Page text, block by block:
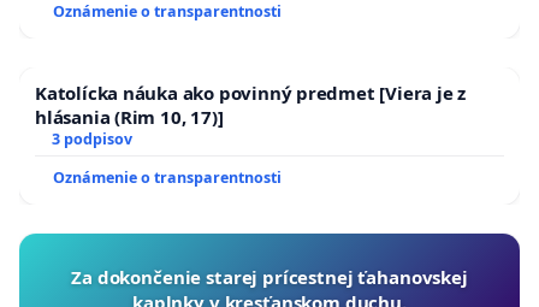
Oznámenie o transparentnosti
Katolícka náuka ako povinný predmet [Viera je z
hlásania (Rim 10, 17)]
3 podpisov
Oznámenie o transparentnosti
Za dokončenie starej prícestnej ťahanovskej